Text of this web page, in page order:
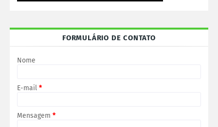
FORMULÁRIO DE CONTATO
Nome
E-mail *
Mensagem *